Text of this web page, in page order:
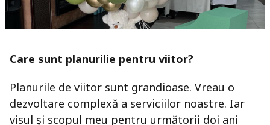
Care sunt planurilie pentru viitor?
Planurile de viitor sunt grandioase. Vreau o
dezvoltare complexă a serviciilor noastre. Iar
visul și scopul meu pentru următorii doi ani